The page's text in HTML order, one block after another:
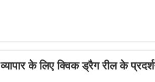
व्यापार के लिए क्विक ड्रैग रील के